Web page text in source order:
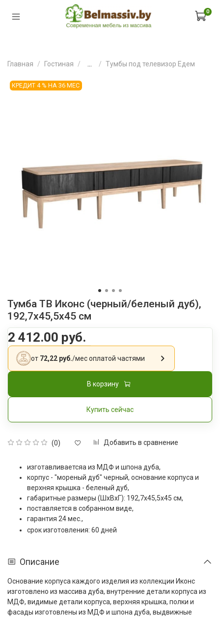
0
Главная Гостиная Тумбы под телевизор Едем
КРЕДИТ 4 % НА 36 МЕС
Тумба ТВ Иконс (черный/беленый дуб),
192,7x45,5x45 см
(0) Добавить в сравнение
2 412.00 руб.
от 72,22 руб./месоплатой частями
В корзину
Купить сейчас
изготавливаетсяа из МДФ и шпона дуба,
корпус - "мореный дуб" черный, основание корпуса и
верхняя крышка - беленый дуб,
габаритные размеры (ШxВxГ): 192,7x45,5x45 см,
поставляется в собранном виде,
гарантия 24 мес.,
срок изготовления: 60 дней
Описание
Основание корпуса каждого изделия из коллекции Иконс
изготовлено из массива дуба, внутренние детали корпуса из
МДФ, видимые детали корпуса, верхняя крышка, полки и
фасады изготовлены из МДФ и шпона дуба, выдвижные